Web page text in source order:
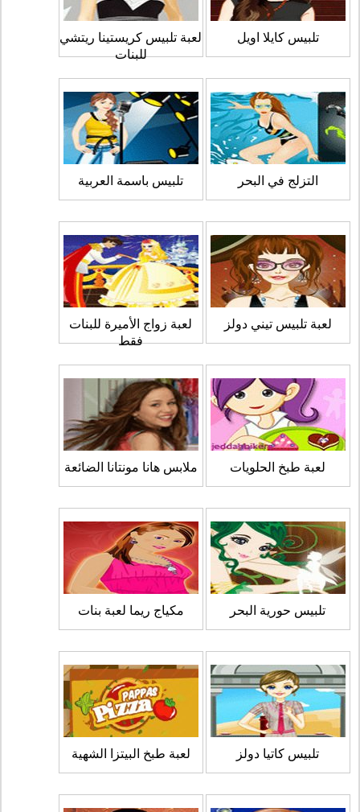
تلبيس كايلا اويل
لعبة تلبيس كريستينا ريتشي
للبنات
التزلج في البحر تلبيس باسمة العربية
لعبة تلبيس تيني دولز
لعبة زواج الأميرة للبنات
فقط
لعبة طبخ الحلويات ملابس هانا مونتانا الضائعة
تلبيس حورية البحر مكياج ريما لعبة بنات
تلبيس كاتيا دولز لعبة طبخ البيتزا الشهية